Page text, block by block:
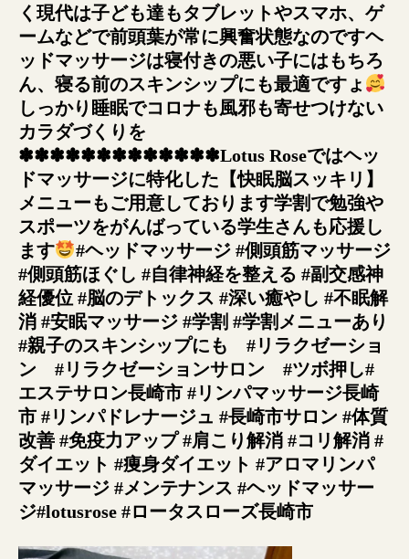
く現代は子ども達もタブレットやスマホ、ゲ
ームなどで前頭葉が常に興奮状態なのですヘ
ッドマッサージは寝付きの悪い子にはもちろ
ん、寝る前のスキンシップにも最適ですょ
しっかり睡眠でコロナも風邪も寄せつけない
カラダづくりを
✽✽✽✽✽✽✽✽✽✽✽✽✽Lotus Roseではヘッ
ドマッサージに特化した【快眠脳スッキリ】
メニューもご用意しております学割で勉強や
スポーツをがんばっている学生さんも応援し
ます
#ヘッドマッサージ #側頭筋マッサージ
#側頭筋ほぐし #自律神経を整える #副交感神
経優位 #脳のデトックス #深い癒やし #不眠解
消 #安眠マッサージ #学割 #学割メニューあり
#親子のスキンシップにも #リラクゼーショ
ン #リラクゼーションサロン #ツボ押し#
エステサロン長崎市 #リンパマッサージ長崎
市 #リンパドレナージュ #長崎市サロン #体質
改善 #免疫力アップ #肩こり解消 #コリ解消 #
ダイエット #痩身ダイエット #アロマリンパ
マッサージ #メンテナンス #ヘッドマッサー
ジ#lotusrose #ロータスローズ長崎市